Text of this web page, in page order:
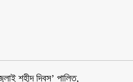
শহীদ দিবস’ পালিত,